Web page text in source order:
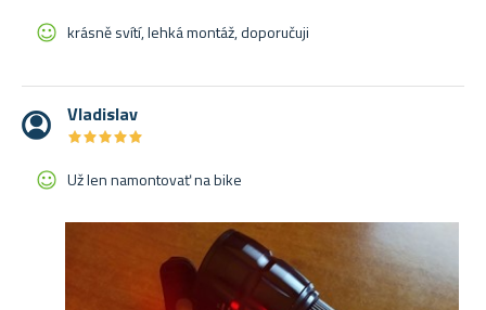
krásně svítí, lehká montáž, doporučuji
Vladislav
★★★★★
★★★★★
Už len namontovať na bike